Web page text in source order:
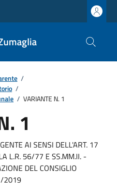
/
/
/ VARIANTE N. 1
1
AI SENSI DELL'ART. 17
L.R. 56/77 E SS.MM.II. -
DEL CONSIGLIO
2019